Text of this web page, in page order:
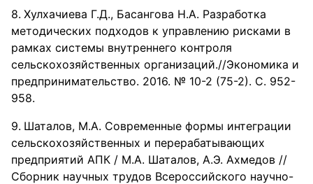
Хулхачиева Г.Д., Басангова Н.А. Разработка
методических подходов к управлению рисками в
рамках системы внутреннего контроля
сельскохозяйственных организаций.//Экономика и
предпринимательство. 2016. № 10-2 (75-2). С. 952-
958.
Шаталов, М.А. Современные формы интеграции
сельскохозяйственных и перерабатывающих
предприятий АПК / М.А. Шаталов, А.Э. Ахмедов //
Сборник научных трудов Всероссийского научно-